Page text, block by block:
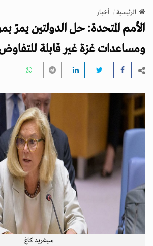
v
g
a
n
الرئيسية أخبار
الأمم المتحدة: حل الدولتين يمرّ
ومساعدات غزة غير قابلة
سيغريد كاغ